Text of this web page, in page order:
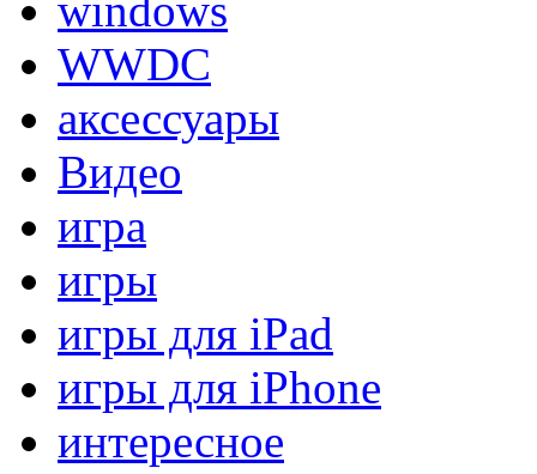
WWDC
аксессуары
Видео
игра
игры
игры для iPad
игры для iPhone
интересное